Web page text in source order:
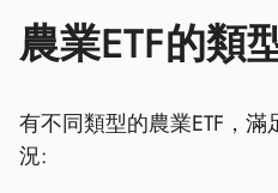
農業ETF的類
有不同類型的農業ETF，
況: